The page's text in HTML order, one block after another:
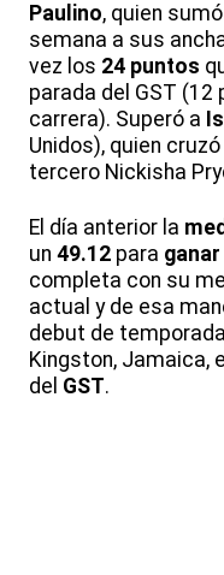
Paulino, quien sumó
semana a sus
vez los 24 puntos
parada del GST (12
carrera). Superó a
Unidos), quien
tercero Nickisha
El día anterior la
un 49.12 para ganar
completa con su
actual y de esa
debut de
Kingston, Jamaica,
del GST.